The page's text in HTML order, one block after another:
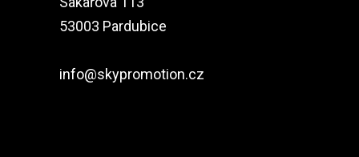
53003 Pardubice
info@skypromotion.cz